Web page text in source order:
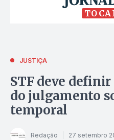
JUSTIÇA
STF deve
do julgamento
temporal
Redação 27 setembro